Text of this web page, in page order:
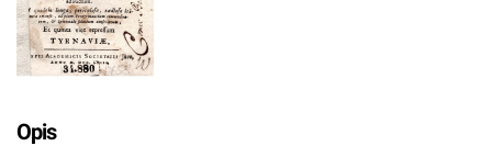
Opis